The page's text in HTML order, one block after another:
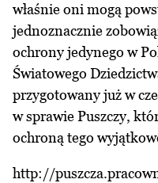
właśnie oni mogą
jednoznacznie
ochrony jedynego w
Światowego
przygotowany już w
w sprawie Puszczy,
ochroną tego
http://